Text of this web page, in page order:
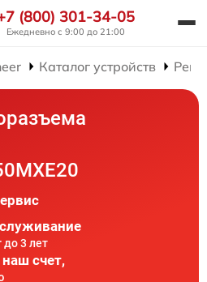
(800) 301-34-05
Ежедневно с 9:00 до 21:00
Каталог устройств
до 3 лет
счет,